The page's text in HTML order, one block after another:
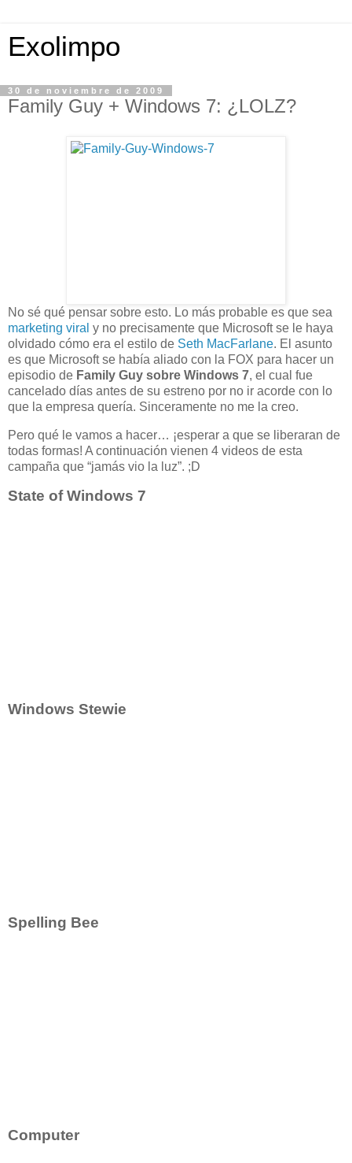
Exolimpo
30 de noviembre de 2009
Family Guy + Windows 7: ¿LOLZ?
No sé qué pensar sobre esto. Lo más probable es que sea
marketing viral y no precisamente que Microsoft se le haya
olvidado cómo era el estilo de Seth MacFarlane. El asunto
es que Microsoft se había aliado con la FOX para hacer un
episodio de Family Guy sobre Windows 7, el cual fue
cancelado días antes de su estreno por no ir acorde con lo
que la empresa quería. Sinceramente no me la creo.
Pero qué le vamos a hacer… ¡esperar a que se liberaran de
todas formas! A continuación vienen 4 videos de esta
campaña que “jamás vio la luz”. ;D
State of Windows 7
Windows Stewie
Spelling Bee
Computer